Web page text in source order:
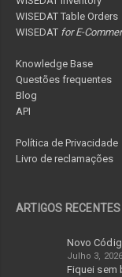
WISEDAT Table Orders
WISEDAT for E-
Knowledge Base
Questões frequentes
Blog
API
Política de Privacidade
Livro de reclamações
ARTIGOS RECENTES
Novo
Julho 3, 2026
Fiquei sem